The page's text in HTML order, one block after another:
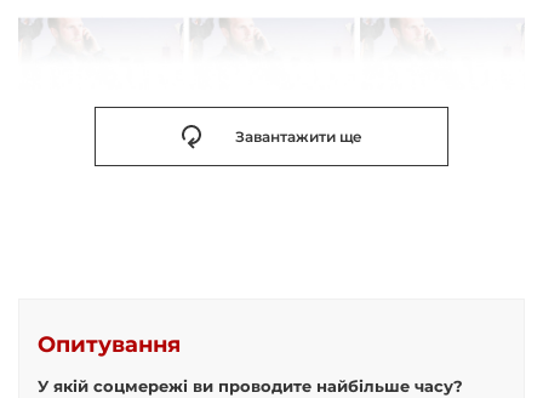
Завантажити ще
Опитування
У якій соцмережі ви проводите найбільше часу?